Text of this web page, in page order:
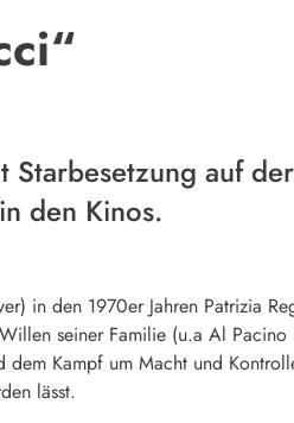
auf
den Kinos.
in den 1970er Jahren Patrizia
seiner Familie (u.a Al
dem Kampf um Macht und
lässt.